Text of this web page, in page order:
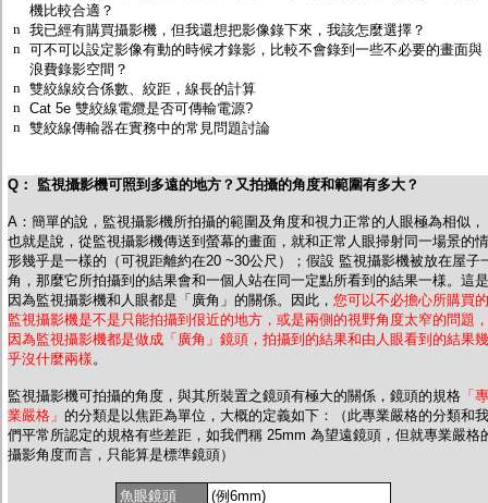
視訊轉換設備
雙絞線傳輸器
雜訊改善器
分配放大器
網路線用水晶頭
網路線
懶人線.同軸線.花線
集線盒.防水盒.配線盒
轉接頭
偽裝嚇阻假監視器. 警示防盜貼紙
行車紀錄器.車用插座配件
電腦工業機殼
客訂商品
機比較合適？
n 我已經有購買攝影機，但我還想把影像錄下來，我該怎麼選擇？
n 可不可以設定影像有動的時候才錄影，比較不會錄到一些不必要的畫面與
浪費錄影空間？
n 雙絞線絞合係數、絞距，線長的計算
n Cat 5e 雙絞線電纜是否可傳輸電源?
n 雙絞線傳輸器在實務中的常見問題討論
Q： 監視攝影機可照到多遠的地方？又拍攝的角度和範圍有多大？
A：簡單的說，監視攝影機所拍攝的範圍及角度和視力正常的人眼極為相似，
也就是說，從監視攝影機傳送到螢幕的畫面，就和正常人眼掃射同一場景的情
形幾乎是一樣的（可視距離約在20 ~30公尺）；假設 監視攝影機被放在屋子
角，那麼它所拍攝到的結果會和一個人站在同一定點所看到的結果一様。這是
因為監視攝影機和人眼都是「廣角」的關係。因此， 您可以不必擔心所購買的
監視攝影機是不是只能拍攝到佷近的地方，或是兩側的視野角度太窄的問題，
因為監視攝影機都是做成「廣角」鏡頭，拍攝到的結果和由人眼看到的結果幾
乎沒什麼兩樣 。
監視攝影機可拍攝的角度，與其所裝置之鏡頭有極大的關係，鏡頭的規格 「專
業嚴格」 的分類是以焦距為單位，大概的定義如下：（此專業嚴格的分類和我
們平常所認定的規格有些差距，如我們稱 25mm 為望遠鏡頭，但就專業嚴格
攝影角度而言，只能算是標準鏡頭）
魚眼鏡頭
(例6mm)